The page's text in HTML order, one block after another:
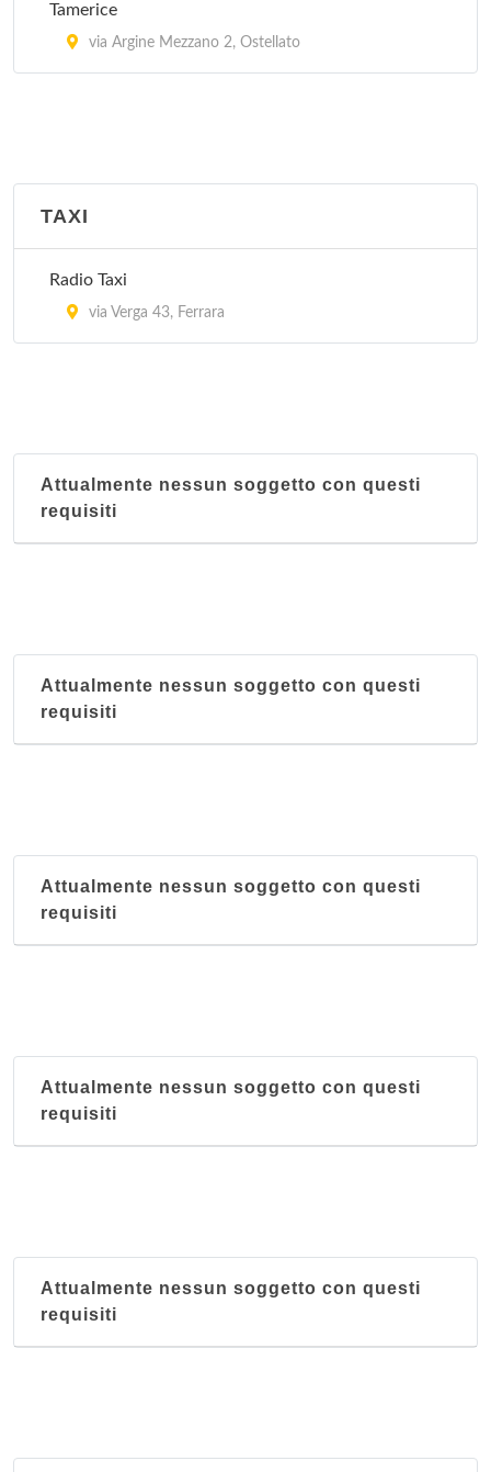
Tamerice
via Argine Mezzano 2, Ostellato
TAXI
Radio Taxi
via Verga 43, Ferrara
Attualmente nessun soggetto con questi
requisiti
Attualmente nessun soggetto con questi
requisiti
Attualmente nessun soggetto con questi
requisiti
Attualmente nessun soggetto con questi
requisiti
Attualmente nessun soggetto con questi
requisiti